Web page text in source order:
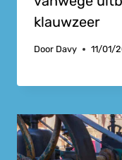
klauwzeer
Door Davy 11/01/